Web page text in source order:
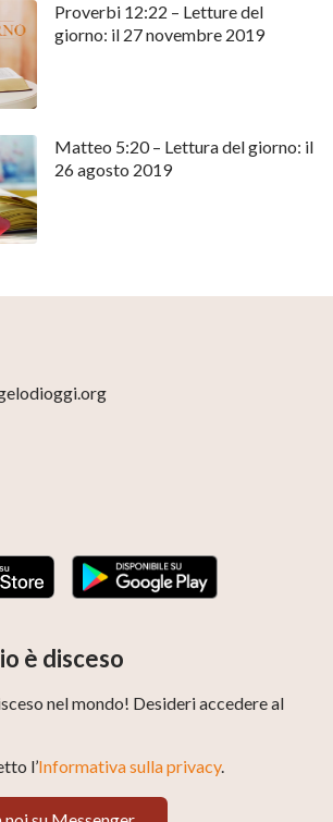
Proverbi 12:22 – Letture del
giorno: il 27 novembre 2019
Matteo 5:20 – Lettura del giorno: il
26 agosto 2019
è disceso
nel mondo! Desideri accedere al
l’Informativa sulla privacy.